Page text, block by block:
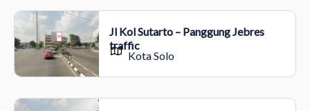
Jl Kol Sutarto – Panggung Jebres
traffic
Kota Solo